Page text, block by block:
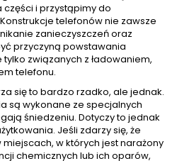
części i przystąpimy do
telefonów nie zawsze
zanieczyszczeń oraz
przyczyną powstawania
związanych z ładowaniem,
telefonu.
się to bardzo rzadko, ale jednak.
są wykonane ze specjalnych
śniedzeniu. Dotyczy to jednak
Jeśli zdarzy się, że
w których jest narażony
chemicznych lub ich oparów,